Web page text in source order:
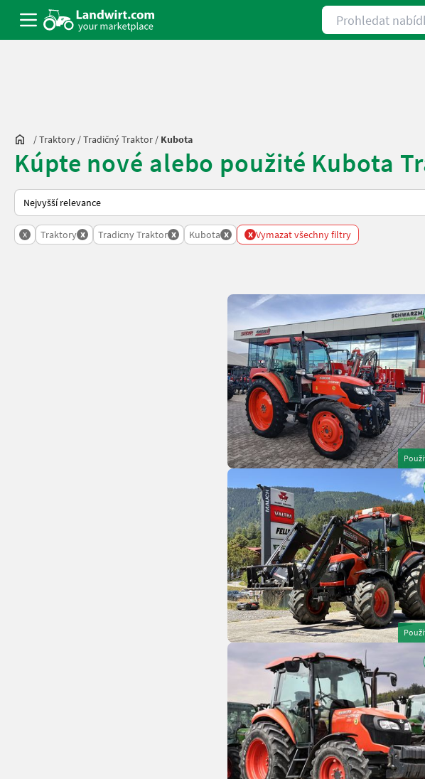
Prohledat nabídky
/Traktory /Tradičný Traktor / Kubota
Kúpte nové alebo použité Kubota
Takto se řadí nabídky na Landwirt.com
x Traktory x Tradicny Traktor x Kubota x x Vymazat všechny filtry